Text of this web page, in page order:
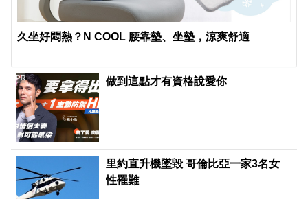
久坐好悶熱？N COOL 腰靠墊、坐墊，涼爽舒適
做到這點才有資格說愛你
PR
里約直升機墜毀 哥倫比亞一家3名女
性罹難